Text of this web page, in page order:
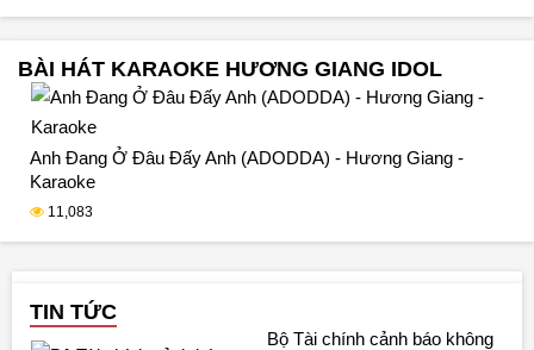
BÀI HÁT KARAOKE HƯƠNG GIANG IDOL
Anh Đang Ở Đâu Đấy Anh (ADODDA) - Hương Giang -
Karaoke
11,083
TIN TỨC
Bộ Tài chính cảnh báo không